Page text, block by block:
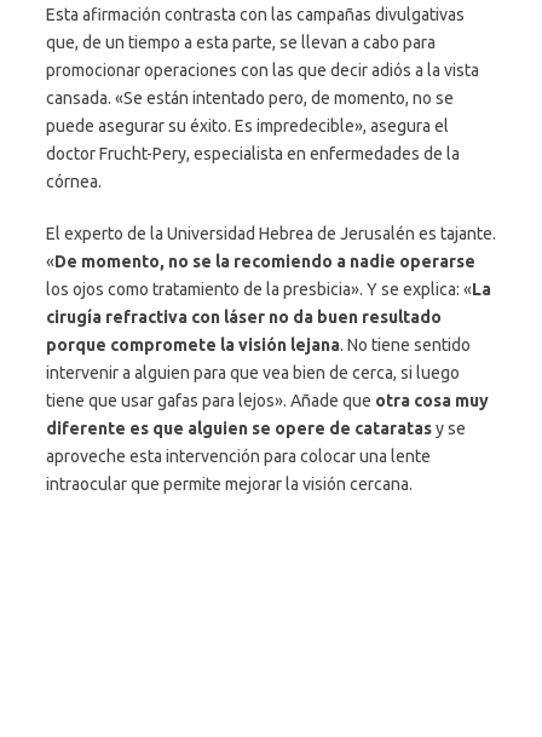
Esta afirmación contrasta con las campañas divulgativas
que, de un tiempo a esta parte, se llevan a cabo para
promocionar operaciones con las que decir adiós a la vista
cansada. «Se están intentado pero, de momento, no se
puede asegurar su éxito. Es impredecible», asegura el
doctor Frucht-Pery, especialista en enfermedades de la
córnea.
El experto de la Universidad Hebrea de Jerusalén es tajante.
«De momento, no se la recomiendo a nadie operarse
los ojos como tratamiento de la presbicia». Y se explica: «La
cirugía refractiva con láser no da buen resultado
porque compromete la visión lejana. No tiene sentido
intervenir a alguien para que vea bien de cerca, si luego
tiene que usar gafas para lejos». Añade que otra cosa muy
diferente es que alguien se opere de cataratasy se
aproveche esta intervención para colocar una lente
intraocular que permite mejorar la visión cercana.